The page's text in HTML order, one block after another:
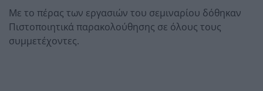
Με το πέρας των εργασιών του σεμιναρίου δόθηκαν
Πιστοποιητικά παρακολούθησης σε όλους τους
συμμετέχοντες.